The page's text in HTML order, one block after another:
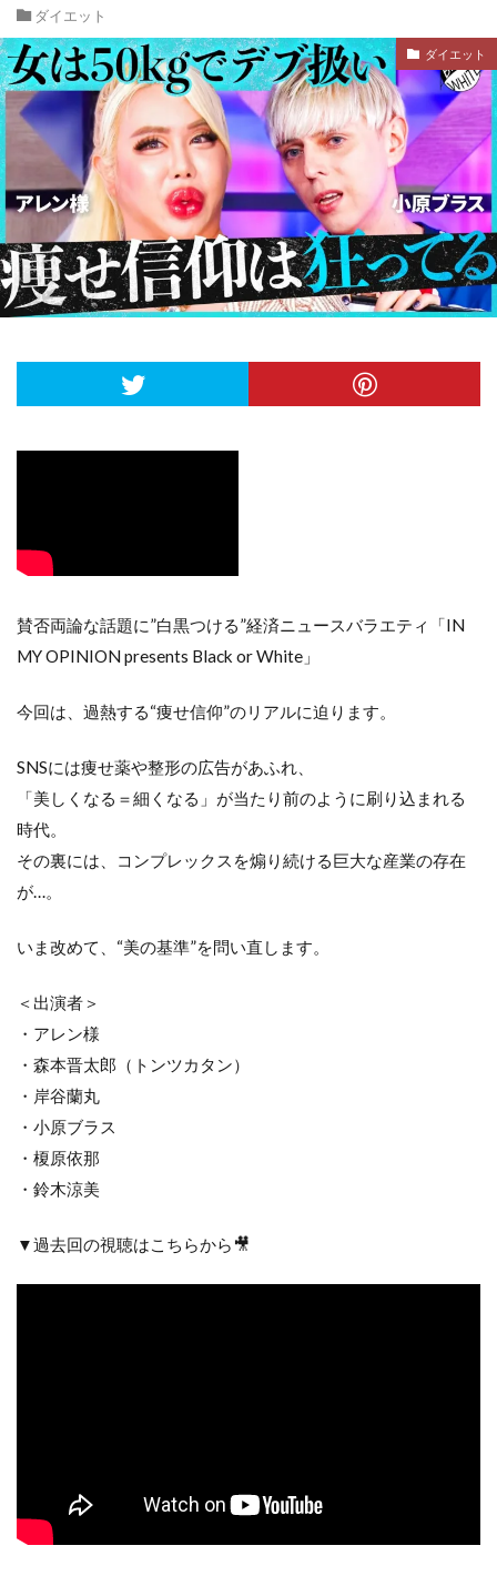
ダイエット
ダイエット
賛否両論な話題に”白黒つける”経済ニュースバラエティ「IN
MY OPINION presents Black or White」
今回は、過熱する“痩せ信仰”のリアルに迫ります。
SNSには痩せ薬や整形の広告があふれ、
「美しくなる＝細くなる」が当たり前のように刷り込まれる
時代。
その裏には、コンプレックスを煽り続ける巨大な産業の存在
が…。
いま改めて、“美の基準”を問い直します。
＜出演者＞
・アレン様
・森本晋太郎（トンツカタン）
・岸谷蘭丸
・小原ブラス
・榎原依那
・鈴木涼美
▼過去回の視聴はこちらから🎥